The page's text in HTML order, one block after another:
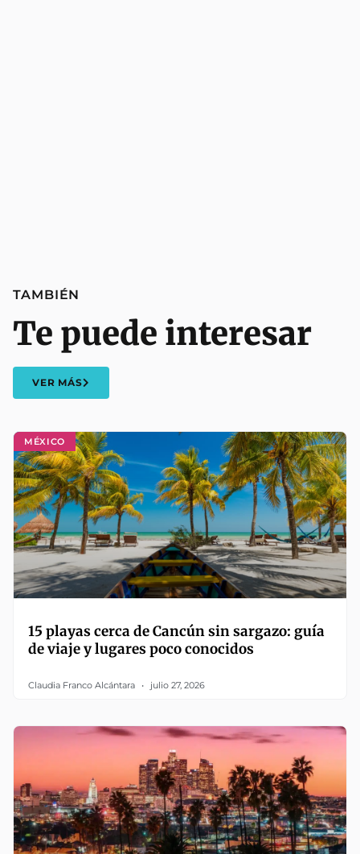
MÉXICO
15 playas cerca de Cancún sin sargazo: guía
de viaje y lugares poco conocidos
Claudia Franco Alcántara julio 27, 2026
TAMBIÉN
Te puede interesar
VER MÁS